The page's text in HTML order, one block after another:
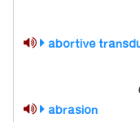
abortive
abrasion